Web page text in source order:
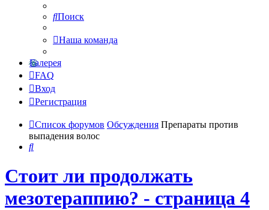
Поиск
Наша команда
Галерея
FAQ
Вход
Регистрация
Список форумов Обсуждения Препараты против
выпадения волос
Поиск
Стоит ли продолжать
мезотераппию? - страница 4